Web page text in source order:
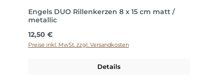
Engels DUO Rillenkerzen 8 x 15 cm matt /
metallic
Regulärer Preis:
12,50 €
Preise inkl. MwSt. zzgl. Versandkosten
Details